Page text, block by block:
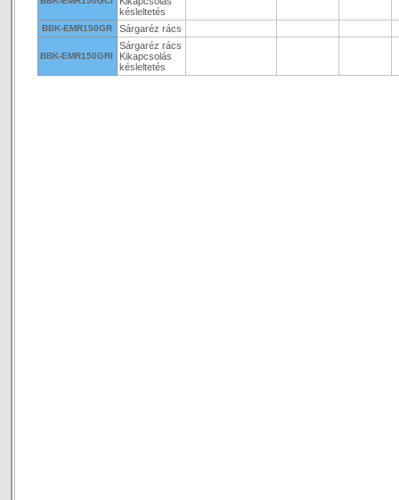
késleltetés
BBK-EMR150GR Sárgaréz rács
BBK-EMR150GRI
Sárgaréz rács
Kikapcsolás
késleltetés